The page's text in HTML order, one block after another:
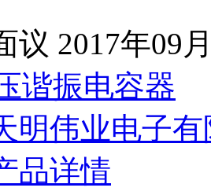
议 2017年09
谐振电容器
明伟业电子
品详情